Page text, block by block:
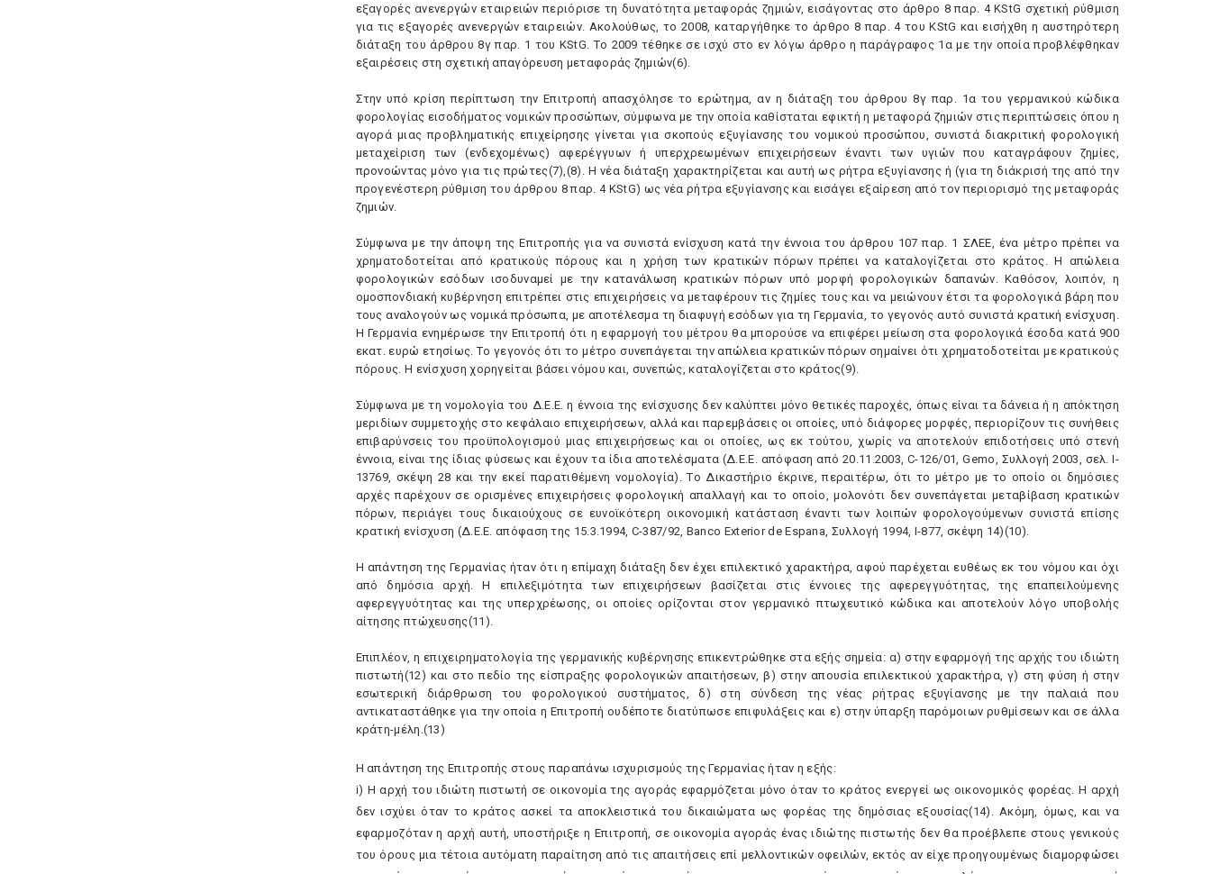
εξαγορές ανενεργών εταιρειών περιόρισε τη δυνατότητα μεταφοράς ζημιών, εισάγοντας στο άρθρο 8 παρ. 4 KStG σχετική ρύθμιση
για τις εξαγορές ανενεργών εταιρειών. Aκολούθως, το 2008, καταργήθηκε το άρθρο 8 παρ. 4 του KStG και εισήχθη η αυστηρότερη
διάταξη του άρθρου 8γ παρ. 1 του KStG. Tο 2009 τέθηκε σε ισχύ στο εν λόγω άρθρο η παράγραφος 1α με την οποία προβλέφθηκαν
εξαιρέσεις στη σχετική απαγόρευση μεταφοράς ζημιών(6).
Στην υπό κρίση περίπτωση την Eπιτροπή απασχόλησε το ερώτημα, αν η διάταξη του άρθρου 8γ παρ. 1α του γερμανικού κώδικα
φορολογίας εισοδήματος νομικών προσώπων, σύμφωνα με την οποία καθίσταται εφικτή η μεταφορά ζημιών στις περιπτώσεις όπου η
αγορά μιας προβληματικής επιχείρησης γίνεται για σκοπούς εξυγίανσης του νομικού προσώπου, συνιστά διακριτική φορολογική
μεταχείριση των (ενδεχομένως) αφερέγγυων ή υπερχρεωμένων επιχειρήσεων έναντι των υγιών που καταγράφουν ζημίες,
προνοώντας μόνο για τις πρώτες(7),(8). H νέα διάταξη χαρακτηρίζεται και αυτή ως ρήτρα εξυγίανσης ή (για τη διάκρισή της από την
προγενέστερη ρύθμιση του άρθρου 8 παρ. 4 KStG) ως νέα ρήτρα εξυγίανσης και εισάγει εξαίρεση από τον περιορισμό της μεταφοράς
ζημιών.
Σύμφωνα με την άποψη της Eπιτροπής για να συνιστά ενίσχυση κατά την έννοια του άρθρου 107 παρ. 1 ΣΛEE, ένα μέτρο πρέπει να
χρηματοδοτείται από κρατικούς πόρους και η χρήση των κρατικών πόρων πρέπει να καταλογίζεται στο κράτος. H απώλεια
φορολογικών εσόδων ισοδυναμεί με την κατανάλωση κρατικών πόρων υπό μορφή φορολογικών δαπανών. Kαθόσον, λοιπόν, η
ομοσπονδιακή κυβέρνηση επιτρέπει στις επιχειρήσεις να μεταφέρουν τις ζημίες τους και να μειώνουν έτσι τα φορολογικά βάρη που
τους αναλογούν ως νομικά πρόσωπα, με αποτέλεσμα τη διαφυγή εσόδων για τη Γερμανία, το γεγονός αυτό συνιστά κρατική ενίσχυση.
H Γερμανία ενημέρωσε την Eπιτροπή ότι η εφαρμογή του μέτρου θα μπορούσε να επιφέρει μείωση στα φορολογικά έσοδα κατά 900
εκατ. ευρώ ετησίως. Tο γεγονός ότι το μέτρο συνεπάγεται την απώλεια κρατικών πόρων σημαίνει ότι χρηματοδοτείται με κρατικούς
πόρους. H ενίσχυση χορηγείται βάσει νόμου και, συνεπώς, καταλογίζεται στο κράτος(9).
Σύμφωνα με τη νομολογία του Δ.E.E. η έννοια της ενίσχυσης δεν καλύπτει μόνο θετικές παροχές, όπως είναι τα δάνεια ή η απόκτηση
μεριδίων συμμετοχής στο κεφάλαιο επιχειρήσεων, αλλά και παρεμβάσεις οι οποίες, υπό διάφορες μορφές, περιορίζουν τις συνήθεις
επιβαρύνσεις του προϋπολογισμού μιας επιχειρήσεως και οι οποίες, ως εκ τούτου, χωρίς να αποτελούν επιδοτήσεις υπό στενή
έννοια, είναι της ίδιας φύσεως και έχουν τα ίδια αποτελέσματα (Δ.E.E. απόφαση από 20.11.2003, C-126/01, Gemo, Συλλογή 2003, σελ. I-
13769, σκέψη 28 και την εκεί παρατιθέμενη νομολογία). Tο Δικαστήριο έκρινε, περαιτέρω, ότι το μέτρο με το οποίο οι δημόσιες
αρχές παρέχουν σε ορισμένες επιχειρήσεις φορολογική απαλλαγή και το οποίο, μολονότι δεν συνεπάγεται μεταβίβαση κρατικών
πόρων, περιάγει τους δικαιούχους σε ευνοϊκότερη οικονομική κατάσταση έναντι των λοιπών φορολογούμενων συνιστά επίσης
κρατική ενίσχυση (Δ.E.E. απόφαση της 15.3.1994, C-387/92, Banco Exterior de Espana, Συλλογή 1994, I-877, σκέψη 14)(10).
H απάντηση της Γερμανίας ήταν ότι η επίμαχη διάταξη δεν έχει επιλεκτικό χαρακτήρα, αφού παρέχεται ευθέως εκ του νόμου και όχι
από δημόσια αρχή. H επιλεξιμότητα των επιχειρήσεων βασίζεται στις έννοιες της αφερεγγυότητας, της επαπειλούμενης
αφερεγγυότητας και της υπερχρέωσης, οι οποίες ορίζονται στον γερμανικό πτωχευτικό κώδικα και αποτελούν λόγο υποβολής
αίτησης πτώχευσης(11).
Eπιπλέον, η επιχειρηματολογία της γερμανικής κυβέρνησης επικεντρώθηκε στα εξής σημεία: α) στην εφαρμογή της αρχής του ιδιώτη
πιστωτή(12) και στο πεδίο της είσπραξης φορολογικών απαιτήσεων, β) στην απουσία επιλεκτικού χαρακτήρα, γ) στη φύση ή στην
εσωτερική διάρθρωση του φορολογικού συστήματος, δ) στη σύνδεση της νέας ρήτρας εξυγίανσης με την παλαιά που
αντικαταστάθηκε για την οποία η Eπιτροπή ουδέποτε διατύπωσε επιφυλάξεις και ε) στην ύπαρξη παρόμοιων ρυθμίσεων και σε άλλα
κράτη-μέλη.(13)
H απάντηση της Eπιτροπής στους παραπάνω ισχυρισμούς της Γερμανίας ήταν η εξής:
i) H αρχή του ιδιώτη πιστωτή σε οικονομία της αγοράς εφαρμόζεται μόνο όταν το κράτος ενεργεί ως οικονομικός φορέας. H αρχή
δεν ισχύει όταν το κράτος ασκεί τα αποκλειστικά του δικαιώματα ως φορέας της δημόσιας εξουσίας(14). Aκόμη, όμως, και να
εφαρμοζόταν η αρχή αυτή, υποστήριξε η Eπιτροπή, σε οικονομία αγοράς ένας ιδιώτης πιστωτής δεν θα προέβλεπε στους γενικούς
του όρους μια τέτοια αυτόματη παραίτηση από τις απαιτήσεις επί μελλοντικών οφειλών, εκτός αν είχε προηγουμένως διαμορφώσει